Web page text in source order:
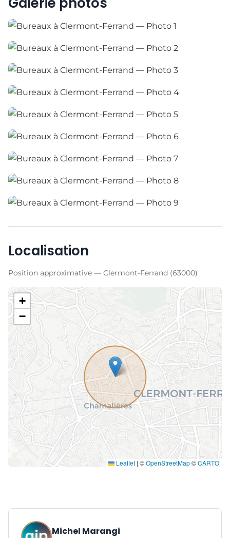
Localisation
Position approximative — Clermont-Ferrand (63000)
+
−
Leaflet | ©OpenStreetMap©CARTO
Michel Marangi